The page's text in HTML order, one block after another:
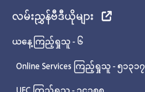
လမ်းညွှန်ဗီဒီယိုများ
ယနေ့ကြည့်ရှုသူ - ၆
Online Services ကြည့်ရှုသူ - ၅၁၃၁၇